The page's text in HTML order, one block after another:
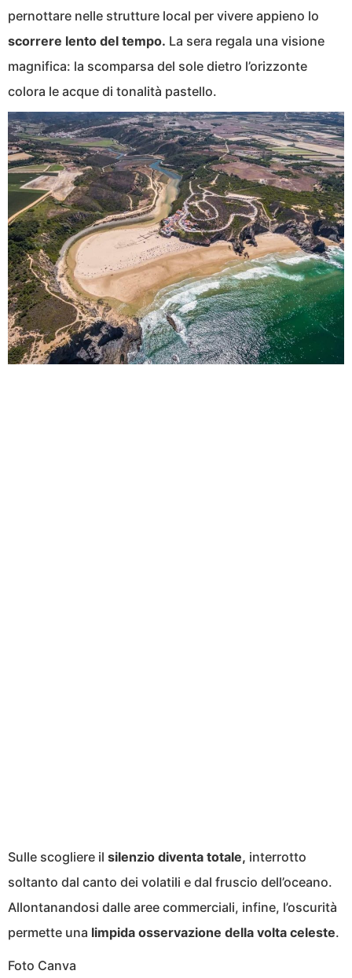
pernottare nelle strutture local per vivere appieno lo
scorrere lento del tempo. La sera regala una visione
magnifica: la scomparsa del sole dietro l’orizzonte
colora le acque di tonalità pastello.
Sulle scogliere il silenzio diventa totale, interrotto
soltanto dal canto dei volatili e dal fruscio dell’oceano.
Allontanandosi dalle aree commerciali, infine, l’oscurità
permette una limpida osservazione della volta celeste.
Foto Canva